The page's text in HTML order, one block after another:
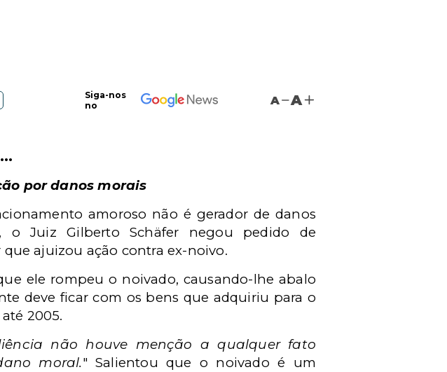
Siga-nos
no
A A
por danos morais
amoroso não é gerador de danos
o Juiz Gilberto Schäfer negou pedido de
ajuizou ação contra ex-noivo.
ele rompeu o noivado, causando-lhe abalo
deve ficar com os bens que adquiriu para o
2005.
não houve menção a qualquer fato
moral." Salientou que o noivado é um